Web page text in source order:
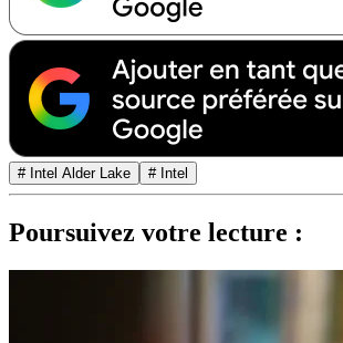
# Intel Alder Lake # Intel
Poursuivez votre lecture :